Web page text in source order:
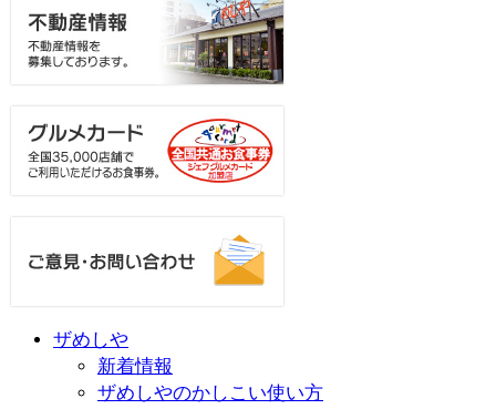
ザめしや
新着情報
ザめしやのかしこい使い方